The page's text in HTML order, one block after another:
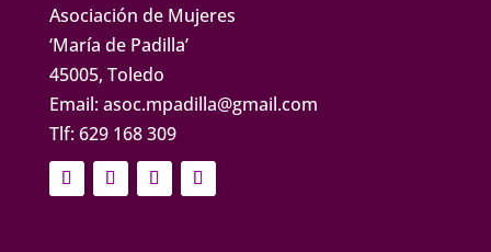
Asociación de Mujeres
‘María de Padilla’
45005, Toledo
Email:asoc.mpadilla@gmail.com
Tlf:629 168 309